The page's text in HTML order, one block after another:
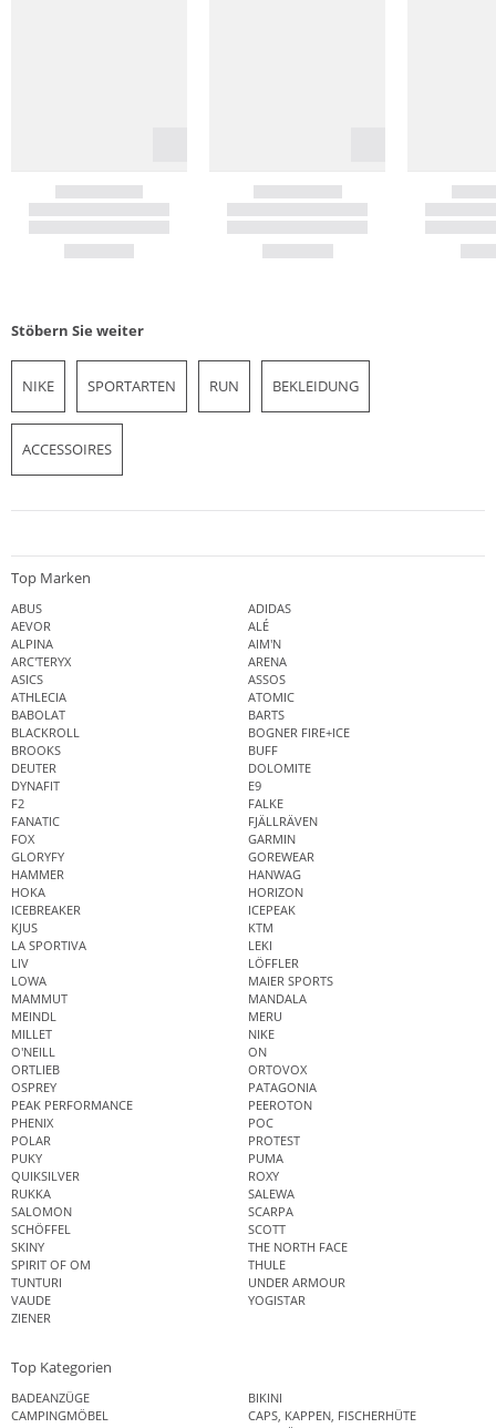
Stöbern Sie weiter
NIKE SPORTARTEN RUN BEKLEIDUNG
ACCESSOIRES
Top Marken
ABUS
ADIDAS
AEVOR
ALÉ
ALPINA
AIM'N
ARC'TERYX
ARENA
ASICS
ASSOS
ATHLECIA
ATOMIC
BABOLAT
BARTS
BLACKROLL
BOGNER FIRE+ICE
BROOKS
BUFF
DEUTER
DOLOMITE
DYNAFIT
E9
F2
FALKE
FANATIC
FJÄLLRÄVEN
FOX
GARMIN
GLORYFY
GOREWEAR
HAMMER
HANWAG
HOKA
HORIZON
ICEBREAKER
ICEPEAK
KJUS
KTM
LA SPORTIVA
LEKI
LIV
LÖFFLER
LOWA
MAIER SPORTS
MAMMUT
MANDALA
MEINDL
MERU
MILLET
NIKE
O'NEILL
ON
ORTLIEB
ORTOVOX
OSPREY
PATAGONIA
PEAK PERFORMANCE
PEEROTON
PHENIX
POC
POLAR
PROTEST
PUKY
PUMA
QUIKSILVER
ROXY
RUKKA
SALEWA
SALOMON
SCARPA
SCHÖFFEL
SCOTT
SKINY
THE NORTH FACE
SPIRIT OF OM
THULE
TUNTURI
UNDER ARMOUR
VAUDE
YOGISTAR
ZIENER
Top Kategorien
BADEANZÜGE
BIKINI
CAMPINGMÖBEL
CAPS, KAPPEN, FISCHERHÜTE